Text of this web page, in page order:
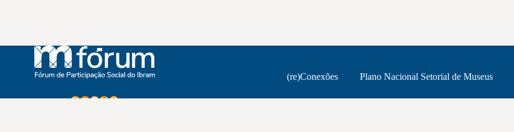
Instagram
Youtube
Facebook
X WhatsApp
(re)Conexões Plano Nacional Setorial de Museus